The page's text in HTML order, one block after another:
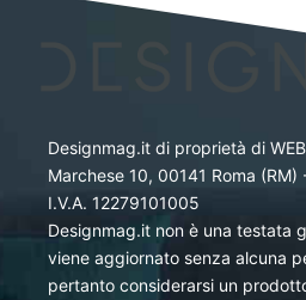
Designmag.it di proprietà di
Marchese 10, 00141 Roma
I.V.A. 12279101005
Designmag.it non è una testata
viene aggiornato senza alcuna
pertanto considerarsi un